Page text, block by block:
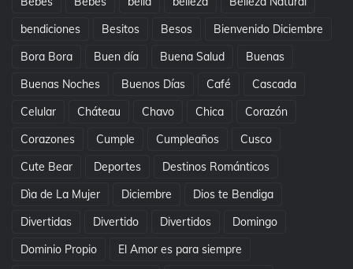
bendiciones
Besitos Besos
Bienvenido Diciembre
Bora Bora
Buen día Buena Salud
Buenas
Buenas Noches
Buenos Días Café
Cascada
Celular
Cháteau Chavo Chica
Corazón
Corazones
Cumple Cumpleaños
Cusco
Cute Bear
Deportes
Destinos Románticos
Dìa de La Mujer
Diciembre
Dios te Bendiga
Divertidas
Divertido Divertidos
Domingo
Dominio Propio
El Amor es para siempre